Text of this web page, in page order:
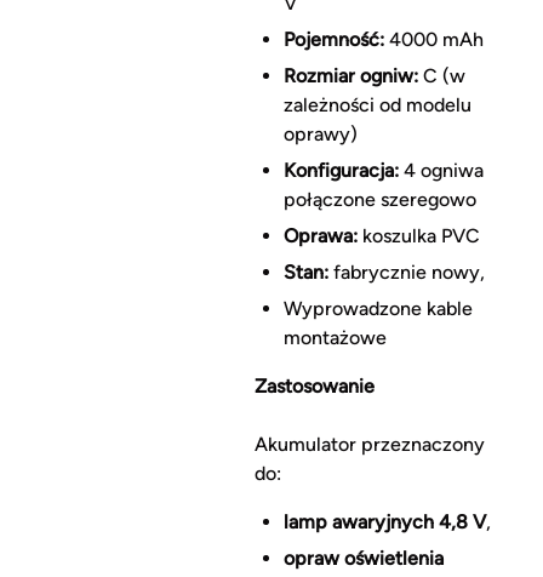
Pojemność:4000 mAh
Rozmiar ogniw:C (w
zależności od modelu
oprawy)
Konfiguracja:4 ogniwa
połączone szeregowo
Oprawa:koszulka PVC
Stan:fabrycznie nowy,
Wyprowadzone kable
montażowe
Zastosowanie
Akumulator przeznaczony
do:
lamp awaryjnych 4,8 V,
opraw oświetlenia